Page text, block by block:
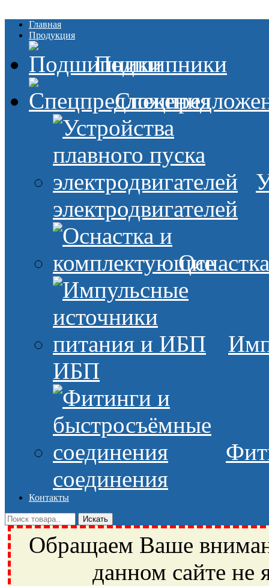
Главная
Продукция
Подшипники
электродвигателей
ИБП
соединения
Контакты
Обращаем Ваше
данном сайте не